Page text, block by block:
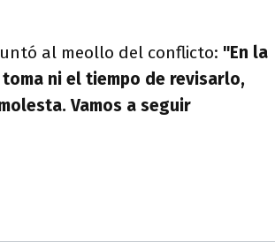
al meollo del conflicto: "En la
ni el tiempo de revisarlo,
Vamos a seguir